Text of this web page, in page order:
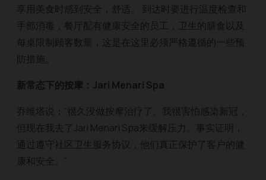
享用美食时感到安全，舒适。 到达时要进行温度检查和
手部消毒，餐厅配有健康安全的员工，卫生的膳食以及
每桌限制顾客数量，这是在这里必须严格遵循的一些预
防措施。
新常态下的按摩：Jari Menari Spa
乔维塔说：“很久没做按摩治疗了。我很害怕感染新冠，
但现在我去了Jari Menari Spa来缓解压力。事实证明，
通过遵守社区卫生服务协议，他们真正保护了客户的健
康和安全。”